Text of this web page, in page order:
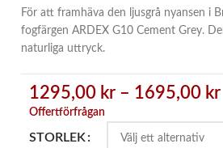
För att framhäva den ljusgrå nyansen i
fogfärgen ARDEX G10 Cement Grey.
naturliga uttryck.
1295,00 kr – 1695,00 kr
Offertförfrågan
STORLEK